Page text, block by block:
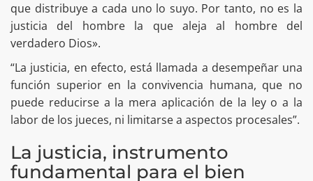
que distribuye a cada uno lo suyo. Por tanto, no es la
justicia del hombre la que aleja al hombre del
verdadero Dios».
“La justicia, en efecto, está llamada a desempeñar una
función superior en la convivencia humana, que no
puede reducirse a la mera aplicación de la ley o a la
labor de los jueces, ni limitarse a aspectos procesales”.
La justicia, instrumento
fundamental para el bien